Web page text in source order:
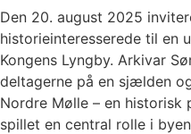
Den 20. august 2025
historieinteresserede til en
Kongens Lyngby. Arkivar
deltagerne på en sjælden
Nordre Mølle – en historisk
spillet en central rolle i